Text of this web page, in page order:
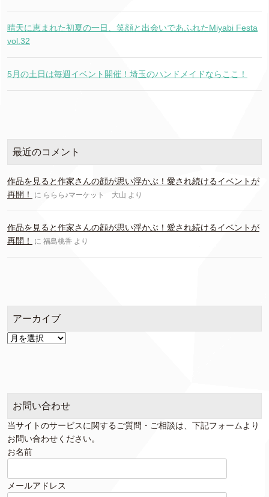
晴天に恵まれた初夏の一日、笑顔と出会いであふれたMiyabi Festa
vol.32
5月の土日は毎週イベント開催！埼玉のハンドメイドならここ！
最近のコメント
作品を見ると作家さんの顔が思い浮かぶ！愛され続けるイベントが
再開！
に ららら♪マーケット 大山 より
作品を見ると作家さんの顔が思い浮かぶ！愛され続けるイベントが
再開！
に 福島桃香 より
アーカイブ
ア
お問い合わせ
当サイトのサービスに関するご質問・ご相談は、下記フォームより
お問い合わせください。
お名前
メールアドレス